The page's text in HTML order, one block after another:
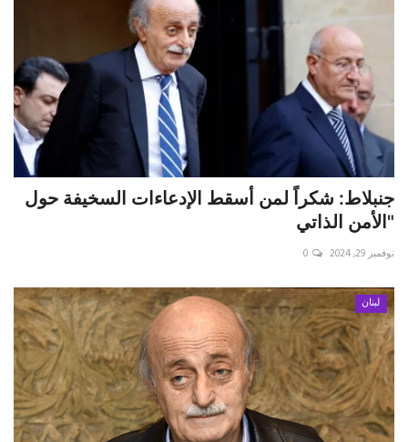
جنبلاط: شكراً لمن أسقط الإدعاءات السخيفة حول
"الأمن الذاتي
نوفمبر 29, 2024 0
لبنان